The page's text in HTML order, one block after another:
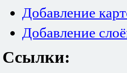
Добавление
Добавление
Ссылки: